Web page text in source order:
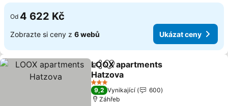
Od 4 622 Kč
Zobrazte si ceny z 6 webů Ukázat ceny
SdíletPřidat na seznam oblíbených
LOOX apartments
Hatzova
Ukázat ceny
3 Počet hvězdiček
9,2 Vynikající
600
Záhřeb